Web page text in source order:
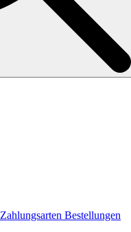
Zahlungsarten Bestellungen